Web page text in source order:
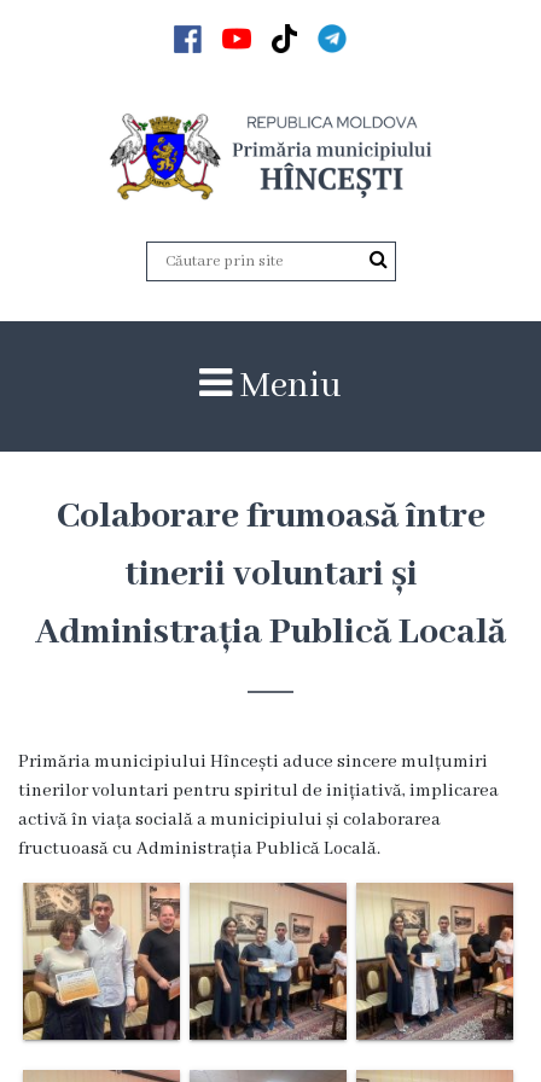
Noutăți
Galerie
foto
Hîncești
Simbolurile
geografică
Istoria
orașului
Potențial
turistic
Meniu
Colaborare frumoasă între
tinerii voluntari și
Administrația Publică Locală
Primăria municipiului Hîncești aduce sincere mulțumiri
tinerilor voluntari pentru spiritul de inițiativă, implicarea
activă în viața socială a municipiului și colaborarea
fructuoasă cu Administrația Publică Locală.